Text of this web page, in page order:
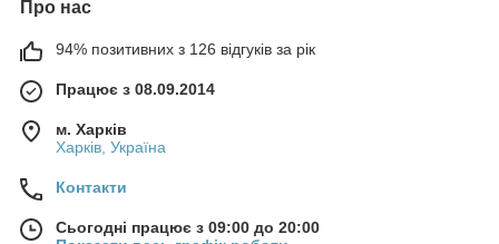
Про нас
94% позитивних з 126 відгуків за рік
Працює з 08.09.2014
м. Харків
Харків, Україна
Контакти
Сьогодні працює з 09:00 до 20:00